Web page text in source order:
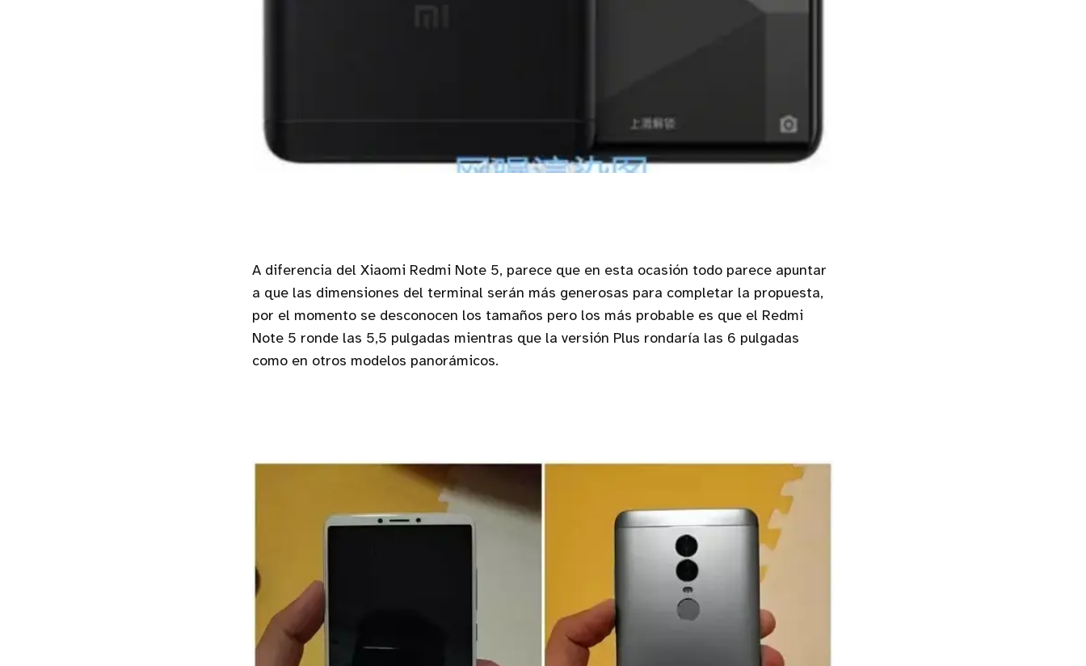
A diferencia del Xiaomi Redmi Note 5, parece que en esta ocasión todo parece apuntar
a que las dimensiones del terminal serán más generosas para completar la propuesta,
por el momento se desconocen los tamaños pero los más probable es que el Redmi
Note 5 ronde las 5,5 pulgadas mientras que la versión Plus rondaría las 6 pulgadas
como en otros modelos panorámicos.